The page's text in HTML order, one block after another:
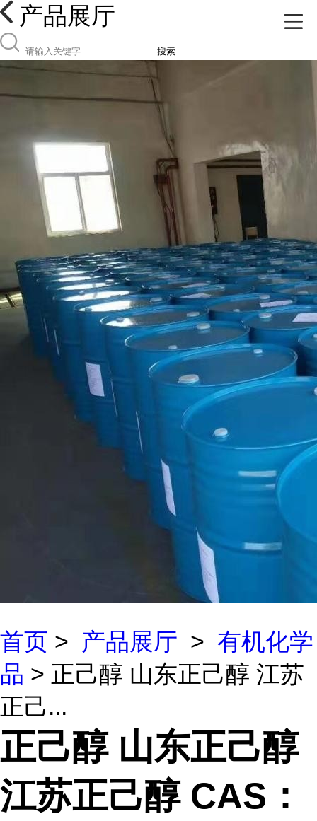
产品展厅
搜索
首页 > 产品展厅 > 有机化学
品 > 正己醇 山东正己醇 江苏
正己...
正己醇 山东正己醇
江苏正己醇 CAS：